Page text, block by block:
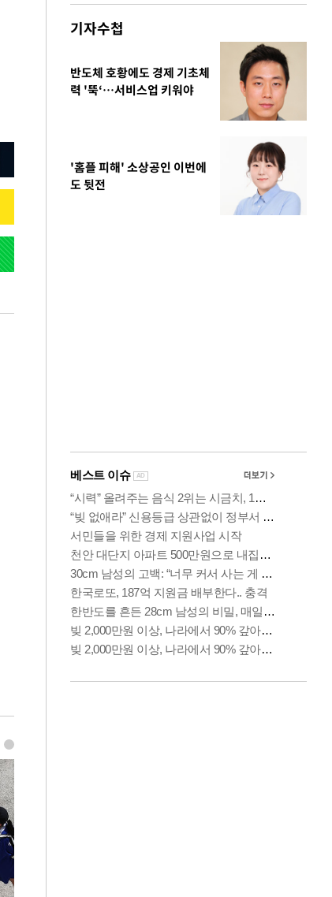
기자수첩
반도체 호황에도 경제 기초체
력 '뚝‘…서비스업 키워야
'홈플 피해' 소상공인 이번에
도 뒷전